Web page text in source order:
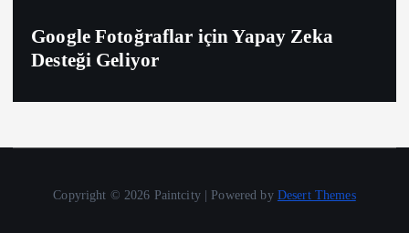
Google Fotoğraflar için Yapay Zeka
Desteği Geliyor
Copyright © 2026 Paintcity | Powered by Desert Themes